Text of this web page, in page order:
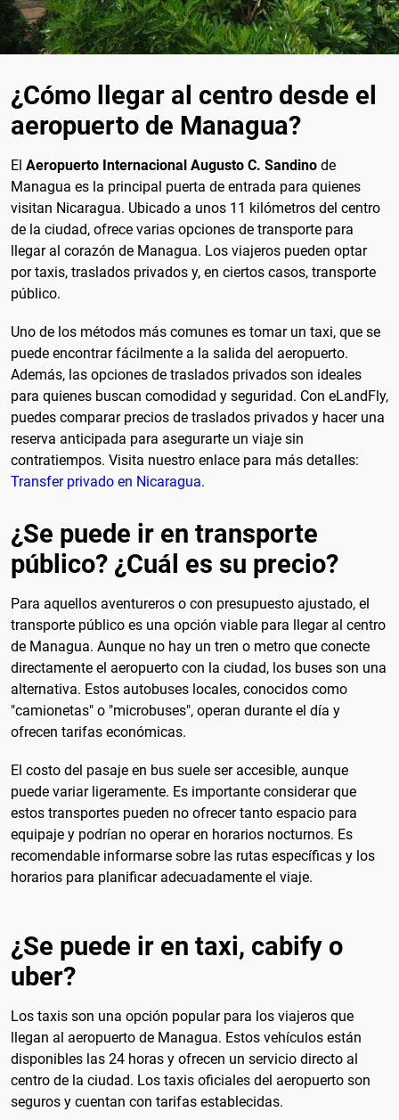
¿Cómo llegar al centro desde el
aeropuerto de Managua?
El Aeropuerto Internacional Augusto C. Sandino de
Managua es la principal puerta de entrada para quienes
visitan Nicaragua. Ubicado a unos 11 kilómetros del centro
de la ciudad, ofrece varias opciones de transporte para
llegar al corazón de Managua. Los viajeros pueden optar
por taxis, traslados privados y, en ciertos casos, transporte
público.
Uno de los métodos más comunes es tomar un taxi, que se
puede encontrar fácilmente a la salida del aeropuerto.
Además, las opciones de traslados privados son ideales
para quienes buscan comodidad y seguridad. Con eLandFly,
puedes comparar precios de traslados privados y hacer una
reserva anticipada para asegurarte un viaje sin
contratiempos. Visita nuestro enlace para más detalles:
Transfer privado en Nicaragua.
¿Se puede ir en transporte
público? ¿Cuál es su precio?
Para aquellos aventureros o con presupuesto ajustado, el
transporte público es una opción viable para llegar al centro
de Managua. Aunque no hay un tren o metro que conecte
directamente el aeropuerto con la ciudad, los buses son una
alternativa. Estos autobuses locales, conocidos como
"camionetas" o "microbuses", operan durante el día y
ofrecen tarifas económicas.
El costo del pasaje en bus suele ser accesible, aunque
puede variar ligeramente. Es importante considerar que
estos transportes pueden no ofrecer tanto espacio para
equipaje y podrían no operar en horarios nocturnos. Es
recomendable informarse sobre las rutas específicas y los
horarios para planificar adecuadamente el viaje.
¿Se puede ir en taxi, cabify o
uber?
Los taxis son una opción popular para los viajeros que
llegan al aeropuerto de Managua. Estos vehículos están
disponibles las 24 horas y ofrecen un servicio directo al
centro de la ciudad. Los taxis oficiales del aeropuerto son
seguros y cuentan con tarifas establecidas.